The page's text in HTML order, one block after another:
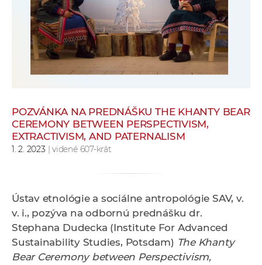
e
v
p
r
v
c
a
p
POZVÁNKA NA PREDNÁŠKU THE KHANTY BEAR
CEREMONY BETWEEN PERSPECTIVISM,
EXTRACTIVISM, AND PATERNALISM
1. 2. 2023 | videné 607-krát
Ústav etnológie a sociálne antropológie SAV, v.
v. i., pozýva na odbornú prednášku dr.
Stephana Dudecka (Institute For Advanced
Sustainability Studies, Potsdam) The Khanty
Bear Ceremony between Perspectivism,